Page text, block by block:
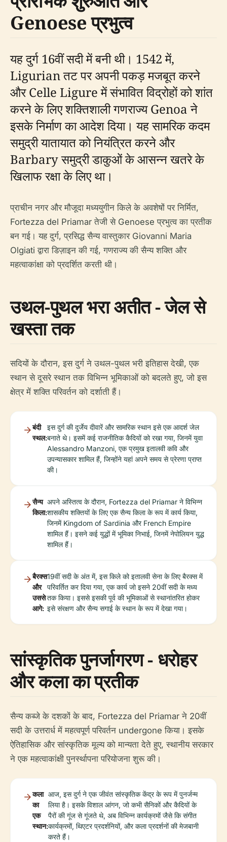
Genoese प्रभुत्व
यह दुर्ग 16वीं सदी में बनी थी। 1542 में,
Ligurian तट पर अपनी पकड़ मजबूत करने
और Celle Ligure में संभावित विद्रोहों को शांत
करने के लिए शक्तिशाली गणराज्य Genoa ने
इसके निर्माण का आदेश दिया। यह सामरिक कदम
समुद्री यातायात को नियंत्रित करने और
Barbary समुद्री डाकुओं के आसन्न खतरे के
खिलाफ रक्षा के लिए था।
प्राचीन नगर और मौजूदा मध्ययुगीन किले के अवशेषों पर निर्मित,
Fortezza del Priamar तेजी से Genoese प्रभुत्व का प्रतीक
बन गई। यह दुर्ग, प्रसिद्ध सैन्य वास्तुकार Giovanni Maria
Olgiati द्वारा डिज़ाइन की गई, गणराज्य की सैन्य शक्ति और
महत्वाकांक्षा को प्रदर्शित करती थी।
उथल-पुथल भरा अतीत - जेल से
खस्ता तक
सदियों के दौरान, इस दुर्ग ने उथल-पुथल भरी इतिहास देखी, एक
स्थान से दूसरे स्थान तक विभिन्न भूमिकाओं को बदलते हुए, जो इस
क्षेत्र में शक्ति परिवर्तन को दर्शाती हैं।
बंदी
स्थल:
इस दुर्ग की दुर्जेय दीवारें और सामरिक स्थान इसे एक आदर्श जेल
बनाते थे। इसमें कई राजनीतिक कैदियों को रखा गया, जिनमें युवा
Alessandro Manzoni, एक प्रमुख इतालवी कवि और
उपन्यासकार शामिल हैं, जिन्होंने यहां अपने समय से प्रेरणा प्राप्त
की।
सैन्य
किला:
अपने अस्तित्व के दौरान, Fortezza del Priamar ने विभिन्न
शासकीय शक्तियों के लिए एक सैन्य किला के रूप में कार्य किया,
जिनमें Kingdom of Sardinia और French Empire
शामिल हैं। इसने कई युद्धों में भूमिका निभाई, जिनमें नेपोलियन युद्ध
शामिल हैं।
बैरक्स
और
उससे
आगे:
19वीं सदी के अंत में, इस किले को इतालवी सेना के लिए बैरक्स में
परिवर्तित कर दिया गया, एक कार्य जो इसने 20वीं सदी के मध्य
तक किया। इससे इसकी पूर्व की भूमिकाओं से स्थानांतरित होकर
इसे संरक्षण और सैन्य सगाई के स्थान के रूप में देखा गया।
सांस्कृतिक पुनर्जागरण - धरोहर
और कला का प्रतीक
सैन्य कब्जे के दशकों के बाद, Fortezza del Priamar ने 20वीं
सदी के उत्तरार्ध में महत्वपूर्ण परिवर्तन undergone किया। इसके
ऐतिहासिक और सांस्कृतिक मूल्य को मान्यता देते हुए, स्थानीय सरकार
ने एक महत्वाकांक्षी पुनर्स्थापना परियोजना शुरू की।
कला
का
एक
स्थान:
आज, इस दुर्ग ने एक जीवंत सांस्कृतिक केंद्र के रूप में पुनर्जन्म
लिया है। इसके विशाल आंगन, जो कभी सैनिकों और कैदियों के
पैरों की गूंज से गूंजते थे, अब विभिन्न कार्यक्रमों जैसे कि संगीत
कार्यक्रमों, थिएटर प्रदर्शनियों, और कला प्रदर्शनों की मेजबानी
करते हैं।